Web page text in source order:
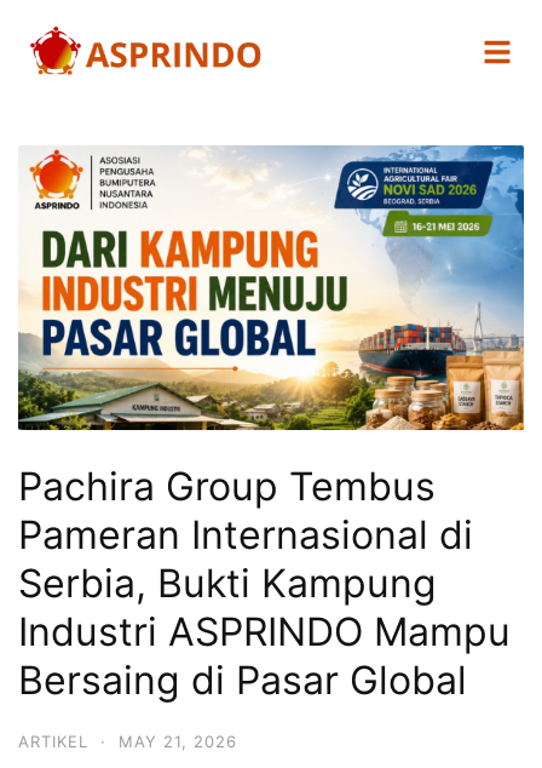
Pachira Group Tembus
Pameran Internasional di
Serbia, Bukti Kampung
Industri ASPRINDO Mampu
Bersaing di Pasar Global
ARTIKEL · MAY 21, 2026